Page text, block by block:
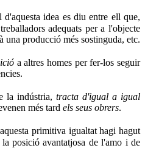
idea es diu entre ell que,
adequats per a l'objecte
una producció més sostinguda, etc.
a altres homes per fer-los seguir
la indústria, tracta d'igual a igual
més tard els seus obrers.
primitiva igualtat hagi hagut
posició avantatjosa de l'amo i de